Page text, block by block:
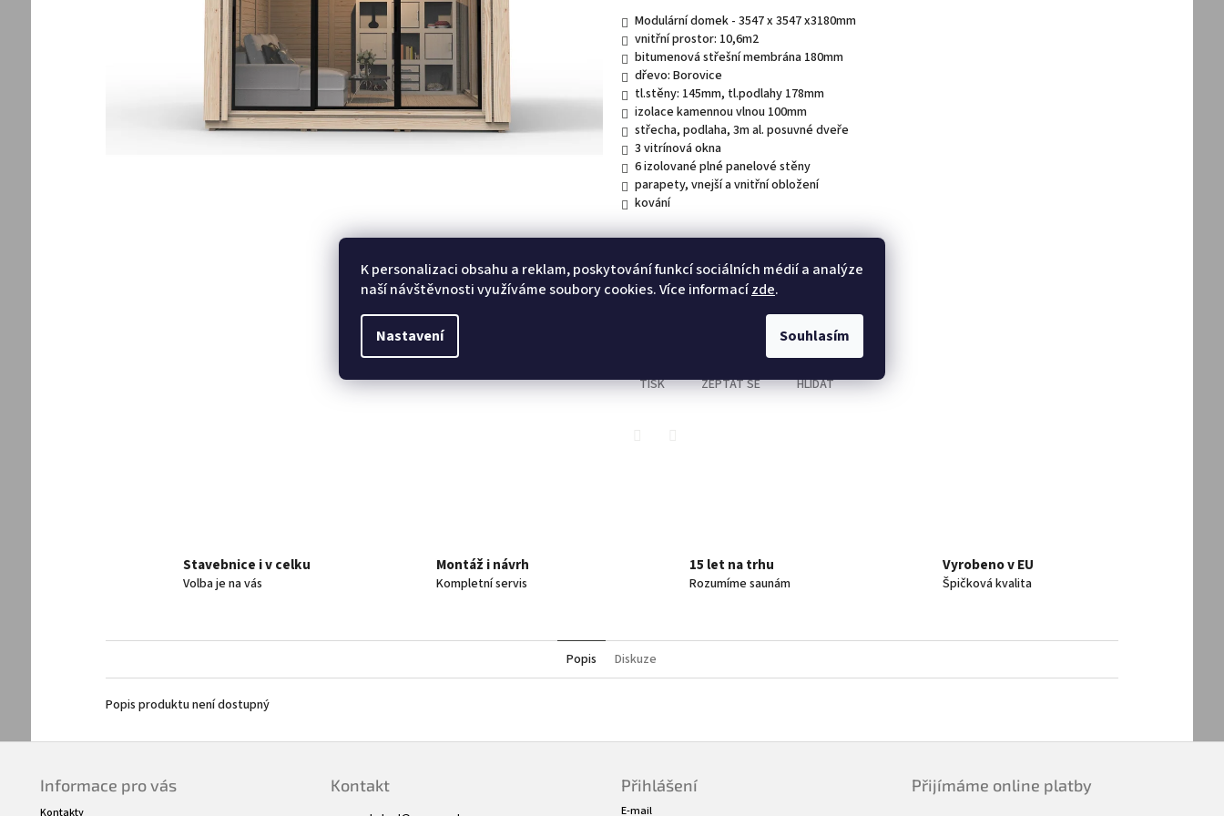
K personalizaci obsahu a reklam, poskytování funkcí sociálních médií a analýze
naší návštěvnosti využíváme soubory cookies. Více informacízde.
Nastavení Souhlasím
Modulární domek - 3547 x 3547 x3180mm
vnitřní prostor: 10,6m2
bitumenová střešní membrána 180mm
dřevo: Borovice
tl.stěny: 145mm, tl.podlahy 178mm
izolace kamennou vlnou 100mm
střecha, podlaha, 3m al. posuvné dveře
3 vitrínová okna
6 izolované plné panelové stěny
parapety, vnejší a vnitřní obložení
kování
Do košíku
MODULÁRNÍ DOMKY
TISK ZEPTAT SE HLÍDAT
Stavebnice i v celku
Volba je na vás
Montáž i návrh
Kompletní servis
15 let na trhu
Rozumíme saunám
Vyrobeno v EU
Špičková kvalita
Popis Diskuze
Popis produktu není dostupný
Informace pro vás
Kontakty
Kontakt Přihlášení
E-mail
Přijímáme online platby